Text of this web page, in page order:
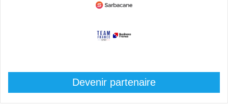
Devenir partenaire